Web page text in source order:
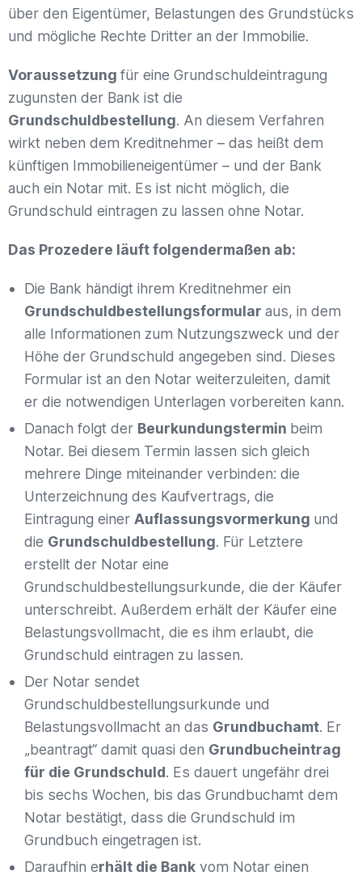
über den Eigentümer, Belastungen des Grundstücks
und mögliche Rechte Dritter an der Immobilie.
Voraussetzung für eine Grundschuldeintragung
zugunsten der Bank ist die
Grundschuldbestellung. An diesem Verfahren
wirkt neben dem Kreditnehmer – das heißt dem
künftigen Immobilieneigentümer – und der Bank
auch ein Notar mit. Es ist nicht möglich, die
Grundschuld eintragen zu lassen ohne Notar.
Das Prozedere läuft folgendermaßen ab:
Die Bank händigt ihrem Kreditnehmer ein
Grundschuldbestellungsformular aus, in dem
alle Informationen zum Nutzungszweck und der
Höhe der Grundschuld angegeben sind. Dieses
Formular ist an den Notar weiterzuleiten, damit
er die notwendigen Unterlagen vorbereiten kann.
Danach folgt der Beurkundungstermin beim
Notar. Bei diesem Termin lassen sich gleich
mehrere Dinge miteinander verbinden: die
Unterzeichnung des Kaufvertrags, die
Eintragung einer Auflassungsvormerkung und
die Grundschuldbestellung. Für Letztere
erstellt der Notar eine
Grundschuldbestellungsurkunde, die der Käufer
unterschreibt. Außerdem erhält der Käufer eine
Belastungsvollmacht, die es ihm erlaubt, die
Grundschuld eintragen zu lassen.
Der Notar sendet
Grundschuldbestellungsurkunde und
Belastungsvollmacht an das Grundbuchamt. Er
„beantragt“ damit quasi den Grundbucheintrag
für die Grundschuld. Es dauert ungefähr drei
bis sechs Wochen, bis das Grundbuchamt dem
Notar bestätigt, dass die Grundschuld im
Grundbuch eingetragen ist.
Daraufhin erhält die Bank vom Notar einen